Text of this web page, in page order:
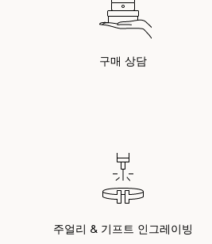
구매 상담
주얼리 & 기프트 인그레이빙